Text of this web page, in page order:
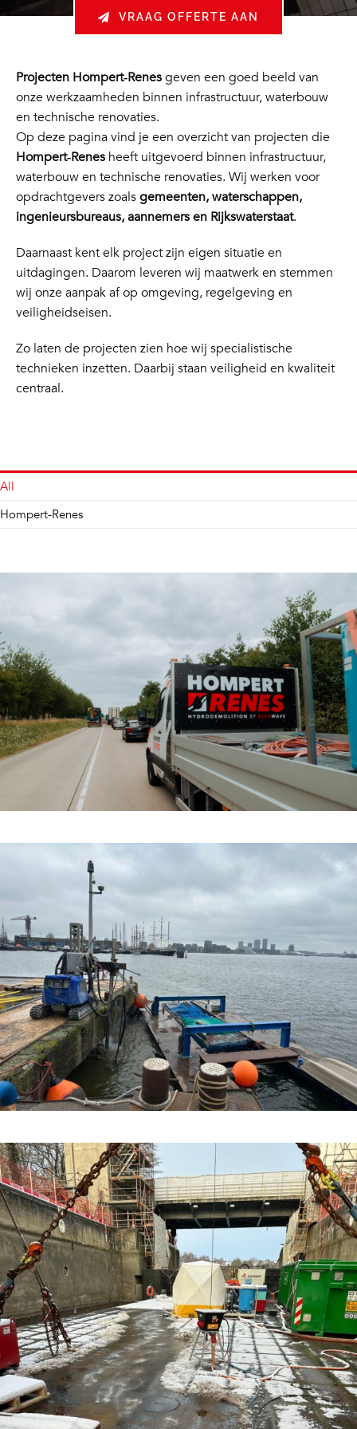
VRAAG OFFERTE AAN
Projecten Hompert‑Renesgeven een goed beeld van
onze werkzaamheden binnen infrastructuur, waterbouw
en technische renovaties.
Op deze pagina vind je een overzicht van projecten die
Hompert‑Renesheeft uitgevoerd binnen infrastructuur,
waterbouw en technische renovaties. Wij werken voor
opdrachtgevers zoalsgemeenten, waterschappen,
ingenieursbureaus, aannemers en Rijkswaterstaat.
Daarnaast kent elk project zijn eigen situatie en
uitdagingen. Daarom leveren wij maatwerk en stemmen
wij onze aanpak af op omgeving, regelgeving en
veiligheidseisen.
Zo laten de projecten zien hoe wij specialistische
technieken inzetten. Daarbij staan veiligheid en kwaliteit
centraal.
All
Hompert-Renes